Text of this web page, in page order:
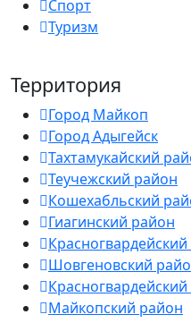
Спорт
Туризм
Территория
Город Майкоп
Город Адыгейск
Тахтамукайский
Теучежский район
Кошехабльский
Гиагинский район
Шовгеновский
Майкопский район